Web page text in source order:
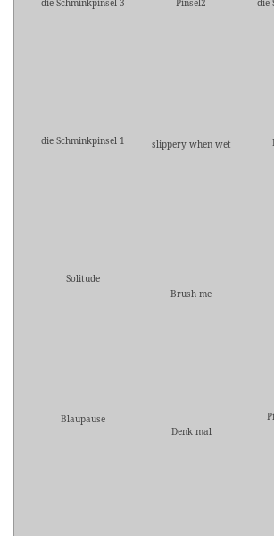
die Schminkpinsel 1 slippery when wet
Solitude
Brush me
Blaupause
Denk mal